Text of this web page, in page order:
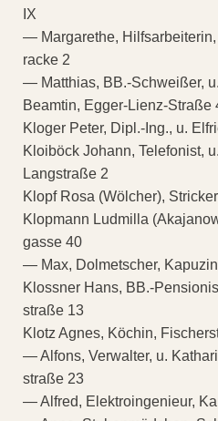
IX
— Margarethe,
racke 2
— Matthias, BB.-Schweißer,
Beamtin, Egger-Lienz-Straße
Kloger Peter, Dipl.-Ing., u.
Kloiböck Johann, Telefonist,
Langstraße 2
Klopf Rosa (Wölcher),
Klopmann Ludmilla
gasse 40
— Max, Dolmetscher,
Klossner Hans, BB.-
straße 13
Klotz Agnes, Köchin,
— Alfons, Verwalter, u.
straße 23
— Alfred, Elektroingenieur,